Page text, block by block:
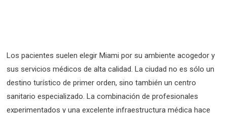
Los pacientes suelen elegir Miami por su ambiente acogedor y
sus servicios médicos de alta calidad. La ciudad no es sólo un
destino turístico de primer orden, sino también un centro
sanitario especializado. La combinación de profesionales
experimentados y una excelente infraestructura médica hace